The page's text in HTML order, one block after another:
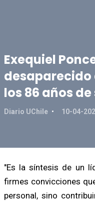
Exequiel
desaparecido
los 86 años
Diario UChile 10-04-
"Es la síntesis de un
firmes convicciones
personal, sino